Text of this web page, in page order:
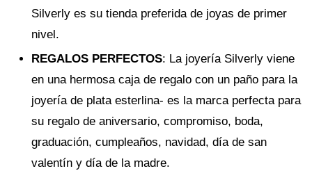
Silverly es su tienda preferida de joyas de primer
nivel.
REGALOS PERFECTOS: La joyería Silverly viene
en una hermosa caja de regalo con un paño para la
joyería de plata esterlina- es la marca perfecta para
su regalo de aniversario, compromiso, boda,
graduación, cumpleaños, navidad, día de san
valentín y día de la madre.